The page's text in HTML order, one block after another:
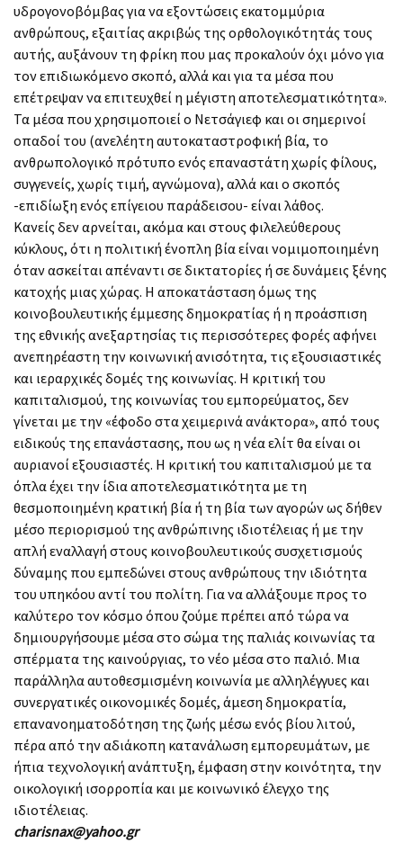
υδρογονοβόμβας για να εξοντώσεις εκατομμύρια
ανθρώπους, εξαιτίας ακριβώς της ορθολογικότητάς τους
αυτής, αυξάνουν τη φρίκη που μας προκαλούν όχι μόνο για
τον επιδιωκόμενο σκοπό, αλλά και για τα μέσα που
επέτρεψαν να επιτευχθεί η μέγιστη αποτελεσματικότητα».
Τα μέσα που χρησιμοποιεί ο Νετσάγιεφ και οι σημερινοί
οπαδοί του (ανελέητη αυτοκαταστροφική βία, το
ανθρωπολογικό πρότυπο ενός επαναστάτη χωρίς φίλους,
συγγενείς, χωρίς τιμή, αγνώμονα), αλλά και ο σκοπός
-επιδίωξη ενός επίγειου παράδεισου- είναι λάθος.
Κανείς δεν αρνείται, ακόμα και στους φιλελεύθερους
κύκλους, ότι η πολιτική ένοπλη βία είναι νομιμοποιημένη
όταν ασκείται απέναντι σε δικτατορίες ή σε δυνάμεις ξένης
κατοχής μιας χώρας. Η αποκατάσταση όμως της
κοινοβουλευτικής έμμεσης δημοκρατίας ή η προάσπιση
της εθνικής ανεξαρτησίας τις περισσότερες φορές αφήνει
ανεπηρέαστη την κοινωνική ανισότητα, τις εξουσιαστικές
και ιεραρχικές δομές της κοινωνίας. Η κριτική του
καπιταλισμού, της κοινωνίας του εμπορεύματος, δεν
γίνεται με την «έφοδο στα χειμερινά ανάκτορα», από τους
ειδικούς της επανάστασης, που ως η νέα ελίτ θα είναι οι
αυριανοί εξουσιαστές. Η κριτική του καπιταλισμού με τα
όπλα έχει την ίδια αποτελεσματικότητα με τη
θεσμοποιημένη κρατική βία ή τη βία των αγορών ως δήθεν
μέσο περιορισμού της ανθρώπινης ιδιοτέλειας ή με την
απλή εναλλαγή στους κοινοβουλευτικούς συσχετισμούς
δύναμης που εμπεδώνει στους ανθρώπους την ιδιότητα
του υπηκόου αντί του πολίτη. Για να αλλάξουμε προς το
καλύτερο τον κόσμο όπου ζούμε πρέπει από τώρα να
δημιουργήσουμε μέσα στο σώμα της παλιάς κοινωνίας τα
σπέρματα της καινούργιας, το νέο μέσα στο παλιό. Μια
παράλληλα αυτοθεσμισμένη κοινωνία με αλληλέγγυες και
συνεργατικές οικονομικές δομές, άμεση δημοκρατία,
επανανοηματοδότηση της ζωής μέσω ενός βίου λιτού,
πέρα από την αδιάκοπη κατανάλωση εμπορευμάτων, με
ήπια τεχνολογική ανάπτυξη, έμφαση στην κοινότητα, την
οικολογική ισορροπία και με κοινωνικό έλεγχο της
ιδιοτέλειας.
charisnax@yahoo.gr